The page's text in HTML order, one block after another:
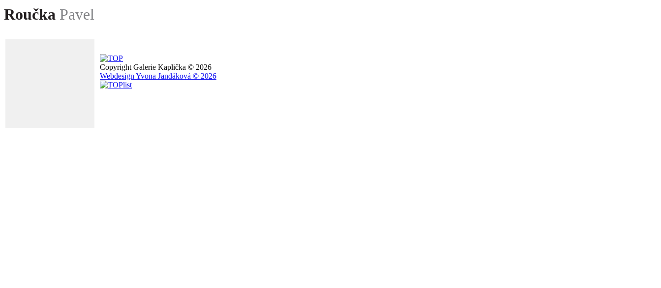
Roučka Pavel
Copyright Galerie Kaplička © 2026
Webdesign Yvona Jandáková © 2026